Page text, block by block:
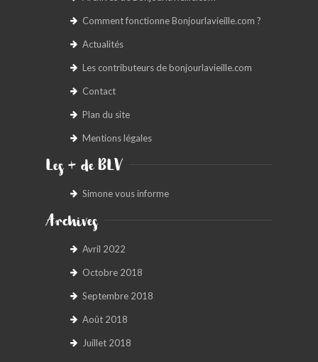
Comment fonctionne Bonjourlavieille.com ?
Actualités
Les contributeurs de bonjourlavieille.com
Contact
Plan du site
Mentions légales
Les + de BLV
Simone vous informe
Archives
Avril 2022
Octobre 2018
Septembre 2018
Août 2018
Juillet 2018